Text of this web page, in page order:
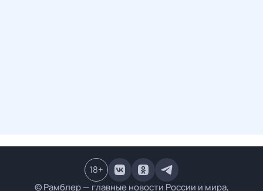
© Рамблер — главные новости России и мира,
18+